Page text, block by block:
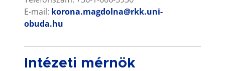
E-mail: korona.magdolna@rkk.uni-
obuda.hu
Intézeti mérnök